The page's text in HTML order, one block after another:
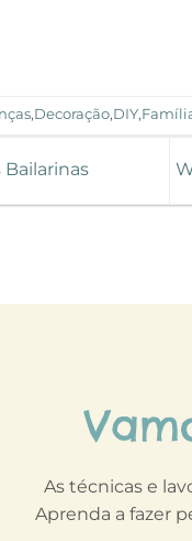
,Decoração,DIY,
Bailarinas
As técnicas e
Aprenda a fazer